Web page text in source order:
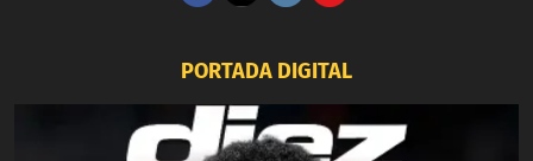
PORTADA DIGITAL